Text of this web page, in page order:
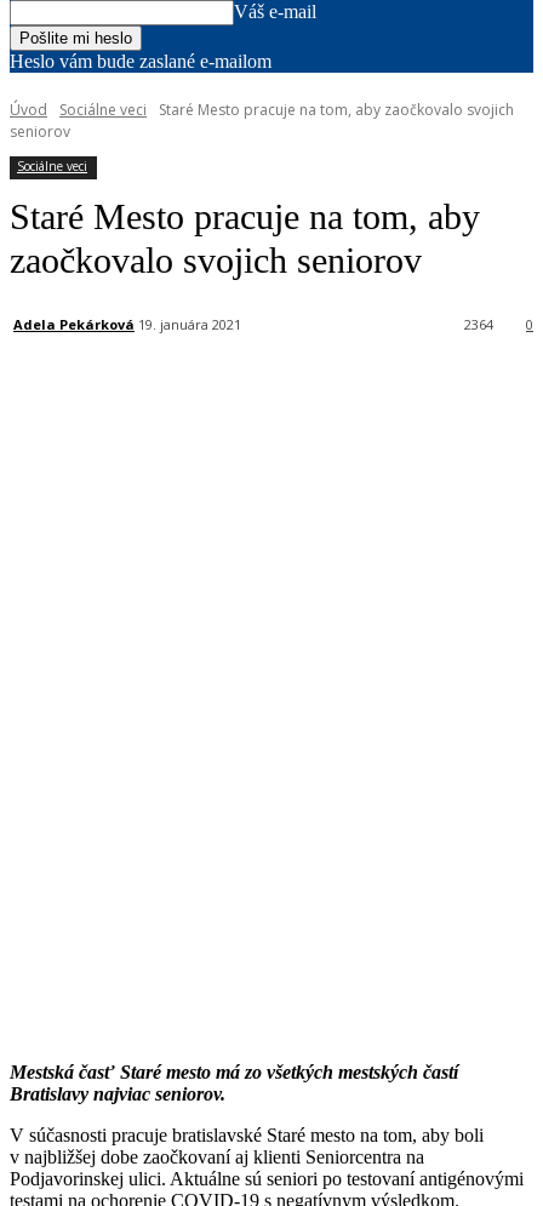
Váš e-mail
Heslo vám bude zaslané e-mailom
Úvod Sociálne veci
Staré Mesto pracuje na tom, aby zaočkovalo svojich
seniorov
Sociálne veci
Staré Mesto pracuje na tom, aby
zaočkovalo svojich seniorov
Adela Pekárková 19. januára 2021 0
2364
Mestská časť Staré mesto má zo všetkých mestských častí
Bratislavy najviac seniorov.
V súčasnosti pracuje bratislavské Staré mesto na tom, aby boli
v najbližšej dobe zaočkovaní aj klienti Seniorcentra na
Podjavorinskej ulici. Aktuálne sú seniori po testovaní antigénovými
testami na ochorenie COVID-19 s negatívnym výsledkom.